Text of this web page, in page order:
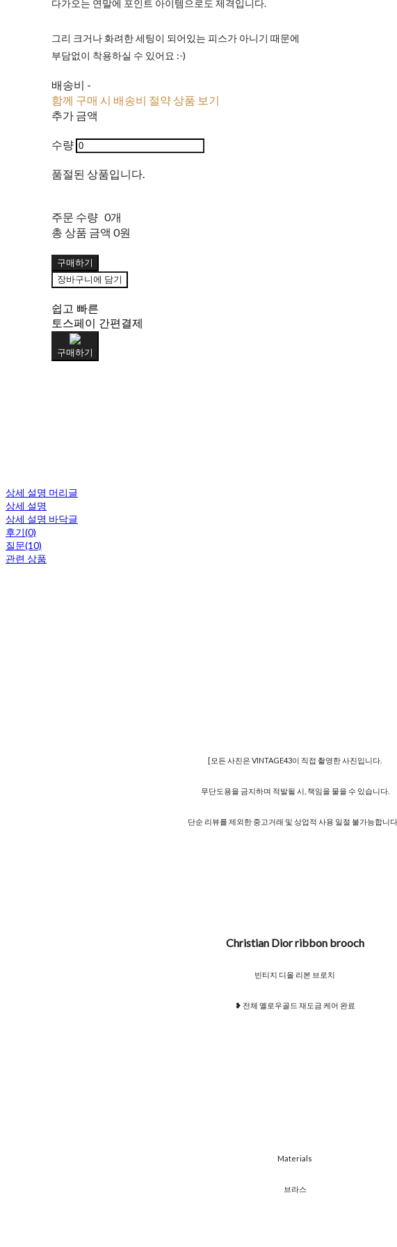
다가오는 연말에 포인트 아이템으로도 제격입니다.
그리 크거나 화려한 세팅이 되어있는 피스가 아니기 때문에
부담없이 착용하실 수 있어요 :-)
배송비 -
함께 구매 시 배송비 절약 상품 보기
추가 금액
수량
품절된 상품입니다.
주문 수량 0개
총 상품 금액 0원
구매하기
장바구니에 담기
쉽고 빠른
토스페이 간편결제
구매하기
상세 설명 머리글
상세 설명
상세 설명 바닥글
후기(0)
질문(10)
관련 상품
[모든 사진은 VINTAGE43이 직접 촬영한 사진입니다.
무단도용을 금지하며 적발될 시, 책임을 물을 수 있습니다.
단순 리뷰를 제외한 중고거래 및 상업적 사용 일절 불가능합니
Christian Dior ribbon brooch
빈티지 디올 리본 브로치
❥ 전체 옐로우골드 재도금 케어 완료
Materials
브라스